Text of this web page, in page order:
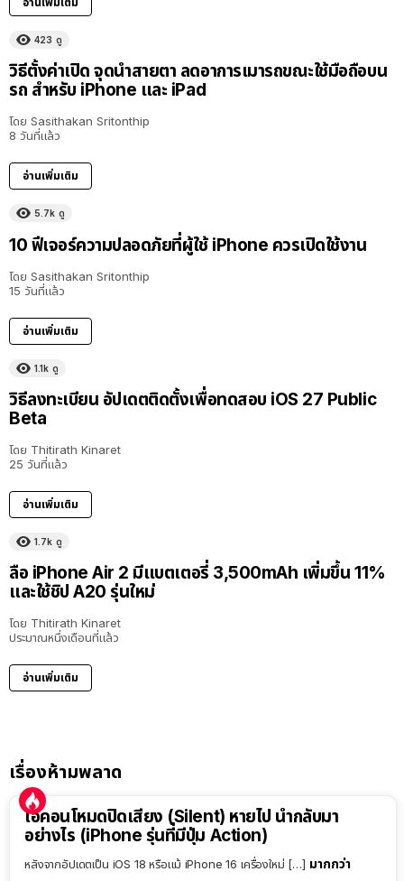
423 ดู
วิธีตั้งค่าเปิด จุดนำสายตา ลดอาการเมารถขณะใช้มือถือบน
รถ สำหรับ iPhone และ iPad
โดย Sasithakan Sritonthip
8 วันที่แล้ว
อ่านเพิ่มเติม
5.7k ดู
10 ฟีเจอร์ความปลอดภัยที่ผู้ใช้ iPhone ควรเปิดใช้งาน
โดย Sasithakan Sritonthip
15 วันที่แล้ว
อ่านเพิ่มเติม
1.1k ดู
วิธีลงทะเบียน อัปเดตติดตั้งเพื่อทดสอบ iOS 27 Public
Beta
โดย Thitirath Kinaret
25 วันที่แล้ว
อ่านเพิ่มเติม
1.7k ดู
ลือ iPhone Air 2 มีแบตเตอรี่ 3,500mAh เพิ่มขึ้น 11%
และใช้ชิป A20 รุ่นใหม่
โดย Thitirath Kinaret
ประมาณหนึ่งเดือนที่แล้ว
อ่านเพิ่มเติม
เรื่องห้ามพลาด
ไอคอนโหมดปิดเสียง (Silent) หายไป นำกลับมา
อย่างไร (iPhone รุ่นที่มีปุ่ม Action)
หลังจากอัปเดตเป็น iOS 18 หรือแม้ iPhone 16 เครื่องใหม่ […] มากกว่า